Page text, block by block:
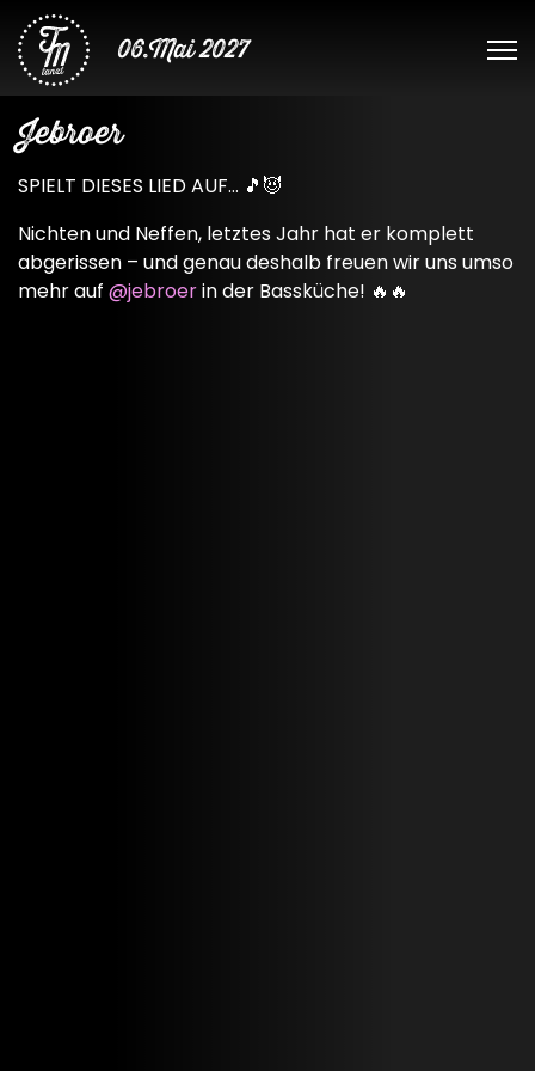
06.Mai 2027
Jebroer
SPIELT DIESES LIED AUF… 🎵😈
Nichten und Neffen, letztes Jahr hat er komplett
abgerissen – und genau deshalb freuen wir uns umso
mehr auf @jebroerin der Bassküche! 🔥🔥